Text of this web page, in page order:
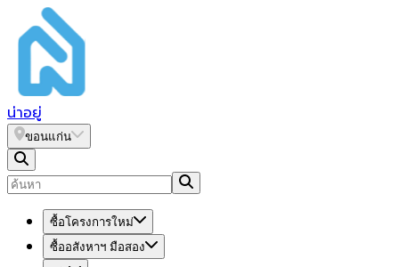
น่าอยู่
ขอนแก่น
ซื้อโครงการใหม่
ซื้ออสังหาฯ มือสอง